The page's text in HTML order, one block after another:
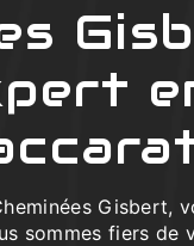
Gisbert,
sommes fiers de